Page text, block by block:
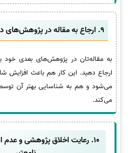
9. ارجاع به مقاله در پژوهش‌های دیگر
به مقاله‌تان در پژوهش‌های بعدی خود
ارجاع دهید. این کار هم باعث افزایش
می‌شود و هم به شناسایی بهتر آن
می‌کند.
10. رعایت اخلاق پژوهشی و عدم